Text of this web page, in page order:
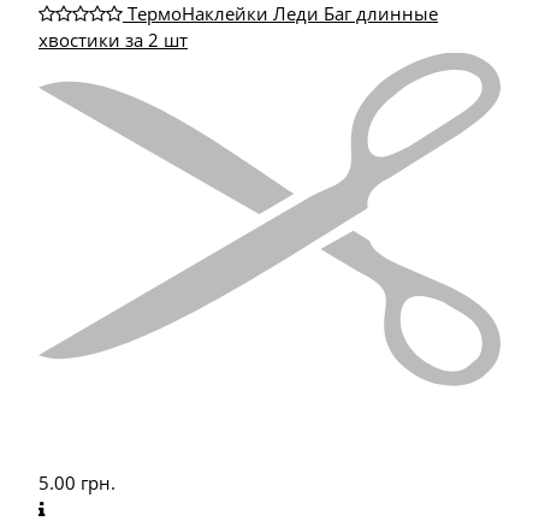
ТермоНаклейки Леди Баг длинные
хвостики за 2 шт
5.00 грн.